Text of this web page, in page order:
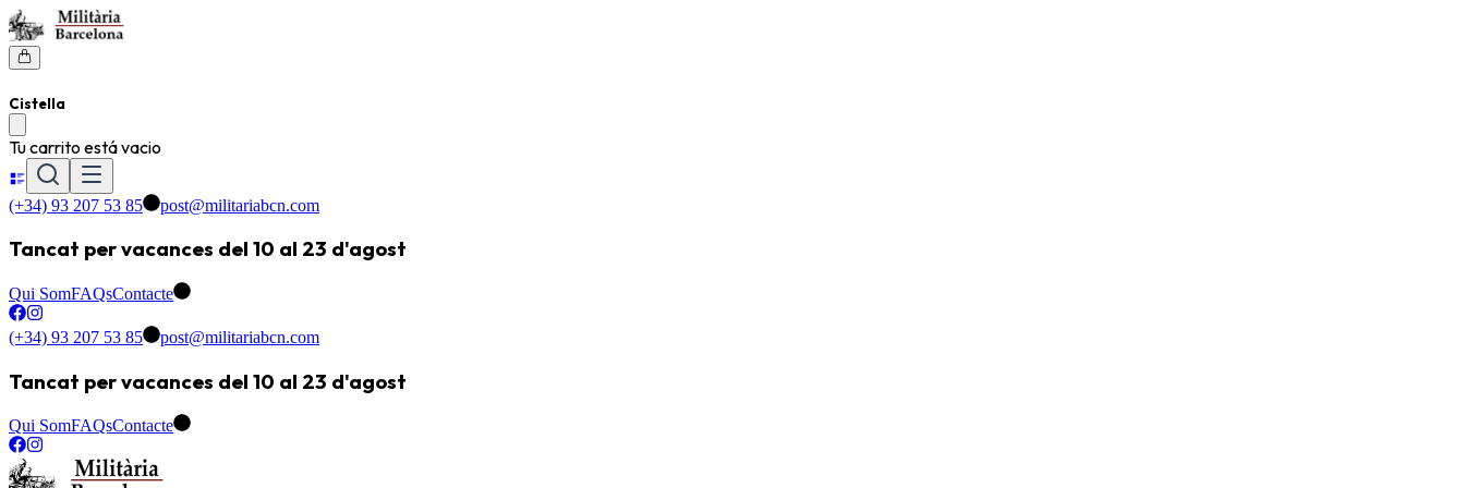
Cistella
Tu carrito está vacio
(+34) 93 207 53 85 post@militariabcn.com
Tancat per vacances del 10 al 23 d'agost
Qui SomFAQsContacte
(+34) 93 207 53 85 post@militariabcn.com
Tancat per vacances del 10 al 23 d'agost
Qui SomFAQsContacte